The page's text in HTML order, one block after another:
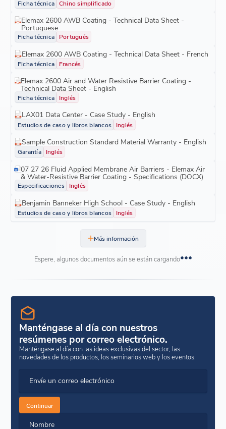
Ficha técnica Chino simplificado
Elemax 2600 AWB Coating - Technical Data Sheet -
Portuguese
Ficha técnica Portugués
Elemax 2600 AWB Coating - Technical Data Sheet - French
Ficha técnica Francés
Elemax 2600 Air and Water Resistive Barrier Coating -
Technical Data Sheet - English
Ficha técnica Inglés
LAX01 Data Center - Case Study - English
Estudios de caso y libros blancos Inglés
Sample Construction Standard Material Warranty - English
Garantía Inglés
07 27 26 Fluid Applied Membrane Air Barriers - Elemax Air
& Water-Resistive Barrier Coating - Specifications (DOCX)
Especificaciones Inglés
Benjamin Banneker High School - Case Study - English
Estudios de caso y libros blancos Inglés
Más información
Espere, algunos documentos aún se están cargando
Manténgase al día con nuestros
resúmenes por correo electrónico.
Manténgase al día con las ideas exclusivas del sector, las
novedades de los productos, los seminarios web y los eventos.
Envíe un correo electrónico
Continuar
Nombre